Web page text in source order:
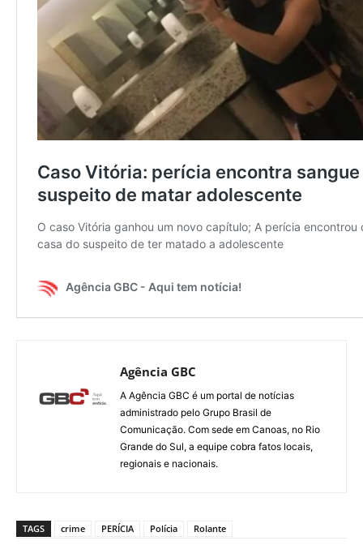
Agência GBC
A Agência GBC é um portal de notícias
administrado pelo Grupo Brasil de
Comunicação. Com sede em Canoas, no Rio
Grande do Sul, a equipe cobra fatos locais,
regionais e nacionais.
TAGS crime PERÍCIA Polícia Rolante